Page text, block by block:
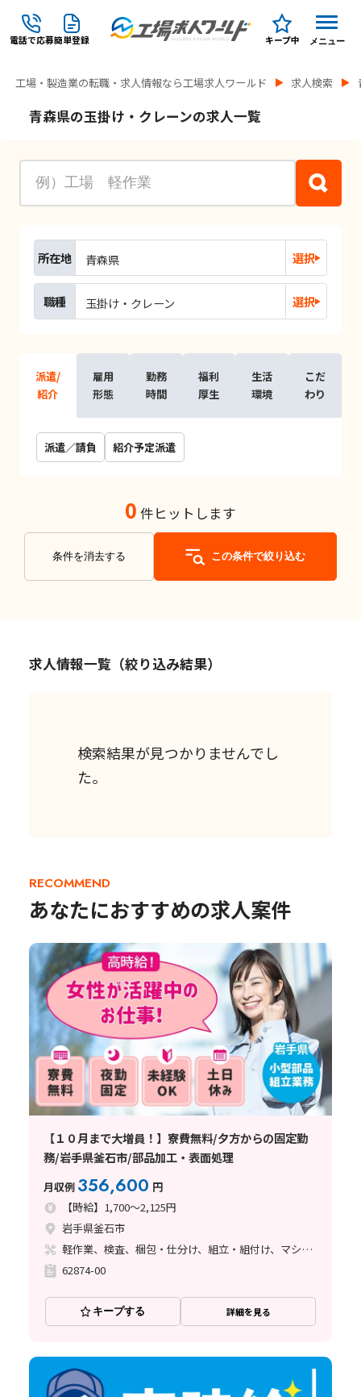
電話で応募簡単登録 キープ中 メニュー
工場・製造業の転職・求人情報なら工場求人ワールド 求人検索
青森県の玉掛け・クレーンの求人一覧
所在地 青森県 選択
職種 玉掛け・クレーン 選択
派遣/
紹介
雇用
形態
勤務
時間
福利
厚生
生活
環境
こだ
わり
派遣／請負 紹介予定派遣
0 件ヒットします
条件を消去する この条件で絞り込む
求人情報一覧（絞り込み結果）
検索結果が見つかりませんでし
た。
RECOMMEND
あなたにおすすめの求人案件
【１０月まで大増員！】寮費無料/夕方からの固定勤
務/岩手県釜石市/部品加工・表面処理
月収例 356,600 円
【時給】1,700～2,125円
岩手県釜石市
軽作業、検査、梱包・仕分け、組立・組付け、マシンオペレーター、立ち作業
62874-00
キープする 詳細を見る